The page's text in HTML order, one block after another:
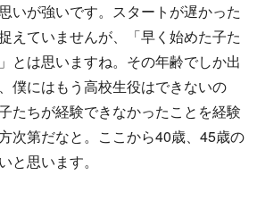
いが強いです。スタートが遅かった
えていませんが、「早く始めた子た
とは思いますね。その年齢でしか出
僕にはもう高校生役はできないの
たちが経験できなかったことを経験
次第だなと。ここから40歳、45歳の
と思います。